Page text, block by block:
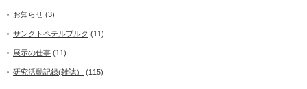
お知らせ (3)
サンクトペテルブルク (11)
展示の仕事 (11)
研究活動記録(雑誌） (115)